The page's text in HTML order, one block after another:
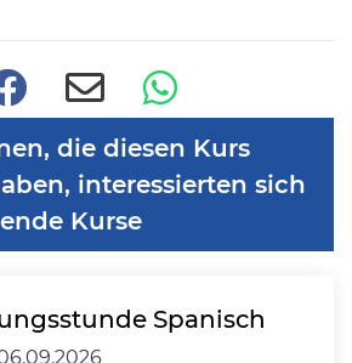
die diesen Kurs
interessierten sich
Kurse
Spanisch